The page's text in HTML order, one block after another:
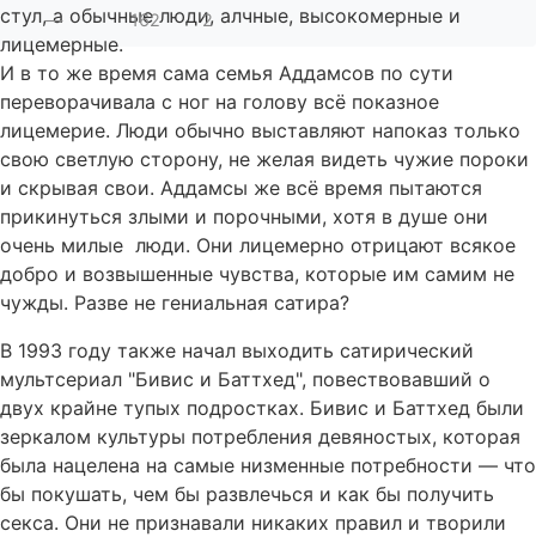
стул, а обычные люди, алчные, высокомерные и
лицемерные.
И в то же время сама семья Аддамсов по сути
переворачивала с ног на голову всё показное
лицемерие. Люди обычно выставляют напоказ только
свою светлую сторону, не желая видеть чужие пороки
и скрывая свои. Аддамсы же всё время пытаются
прикинуться злыми и порочными, хотя в душе они
очень милые люди. Они лицемерно отрицают всякое
добро и возвышенные чувства, которые им самим не
чужды. Разве не гениальная сатира?
В 1993 году также начал выходить сатирический
мультсериал "Бивис и Баттхед", повествовавший о
двух крайне тупых подростках. Бивис и Баттхед были
зеркалом культуры потребления девяностых, которая
была нацелена на самые низменные потребности — что
бы покушать, чем бы развлечься и как бы получить
секса. Они не признавали никаких правил и творили
— 162 2